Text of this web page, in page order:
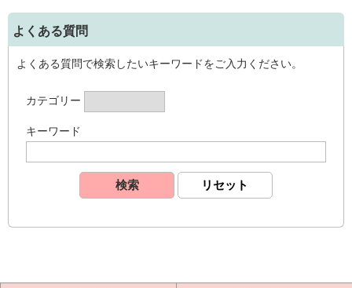
よくある質問
よくある質問で検索したいキーワードをご入力ください。
カテゴリー
キーワード